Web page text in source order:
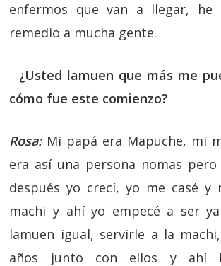
enfermos que van a llegar, he
remedio a mucha gente.
¿Usted lamuen que más me
cómo fue este comienzo?
Rosa:Mi papá era Mapuche, mi
era así una persona nomas pero
después yo crecí, yo me casé y
machi y ahí yo empecé a ser
lamuen igual, servirle a la
años junto con ellos y ahí